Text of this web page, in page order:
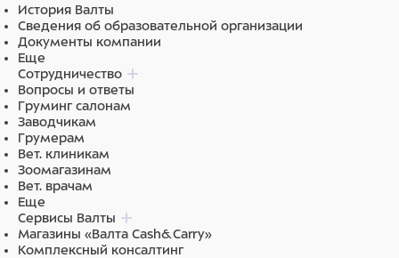
колесами.
Состав
HPL, ЛДСП, поликарбонат
История Валты
Сведения об образовательной организации
Документы компании
Еще
Сотрудничество
Вопросы и ответы
Груминг салонам
Заводчикам
Грумерам
Вет. клиникам
Зоомагазинам
Вет. врачам
Еще
Сервисы Валты
Магазины «Валта Cash&Carry»
Комплексный консалтинг